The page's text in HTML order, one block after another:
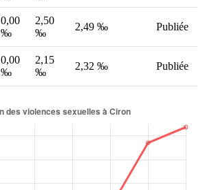
0,00
‰
2,50
‰
2,49 ‰ Publiée
0,00
‰
2,15
‰
2,32 ‰ Publiée